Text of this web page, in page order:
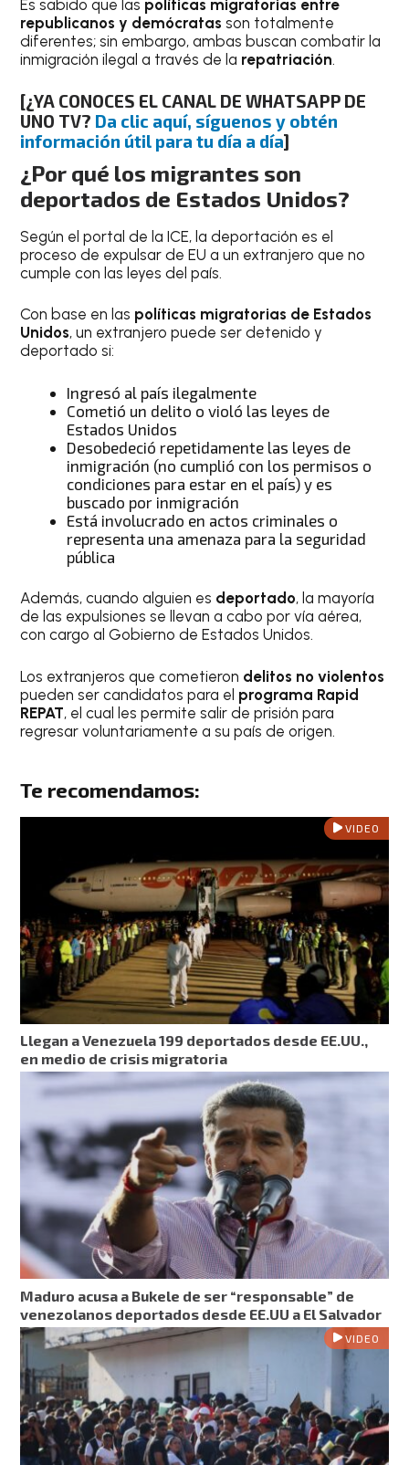
Es sabido que las políticas migratorias entre
republicanos y demócratas son totalmente
diferentes; sin embargo, ambas buscan combatir la
inmigración ilegal a través de la repatriación.
[¿YA CONOCES EL CANAL DE WHATSAPP DE
UNO TV? Da clic aquí, síguenos y obtén
información útil para tu día a día]
¿Por qué los migrantes son
deportados de Estados Unidos?
Según el portal de la ICE, la deportación es el
proceso de expulsar de EU a un extranjero que no
cumple con las leyes del país.
Con base en las políticas migratorias de Estados
Unidos, un extranjero puede ser detenido y
deportado si:
Ingresó al país ilegalmente
Cometió un delito o violó las leyes de
Estados Unidos
Desobedeció repetidamente las leyes de
inmigración (no cumplió con los permisos o
condiciones para estar en el país) y es
buscado por inmigración
Está involucrado en actos criminales o
representa una amenaza para la seguridad
pública
Además, cuando alguien es deportado, la mayoría
de las expulsiones se llevan a cabo por vía aérea,
con cargo al Gobierno de Estados Unidos.
Los extranjeros que cometieron delitos no violentos
pueden ser candidatos para el programa Rapid
REPAT, el cual les permite salir de prisión para
regresar voluntariamente a su país de origen.
Te recomendamos:
VIDEO
Llegan a Venezuela 199 deportados desde EE.UU.,
en medio de crisis migratoria
Maduro acusa a Bukele de ser “responsable” de
venezolanos deportados desde EE.UU a El Salvador
VIDEO